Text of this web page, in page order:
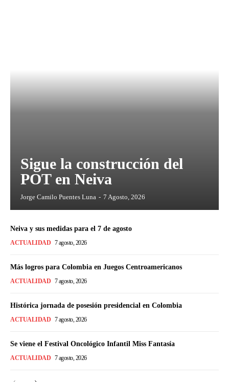
Sigue la construcción del
POT en Neiva
Jorge Camilo Puentes Luna - 7 Agosto, 2026
Neiva y sus medidas para el 7 de agosto
ACTUALIDAD 7 agosto, 2026
Más logros para Colombia en Juegos Centroamericanos
ACTUALIDAD 7 agosto, 2026
Histórica jornada de posesión presidencial en Colombia
ACTUALIDAD 7 agosto, 2026
Se viene el Festival Oncológico Infantil Miss Fantasía
ACTUALIDAD 7 agosto, 2026